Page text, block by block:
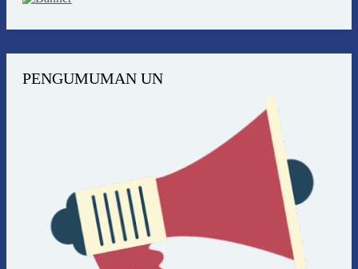
PENGUMUMAN UN